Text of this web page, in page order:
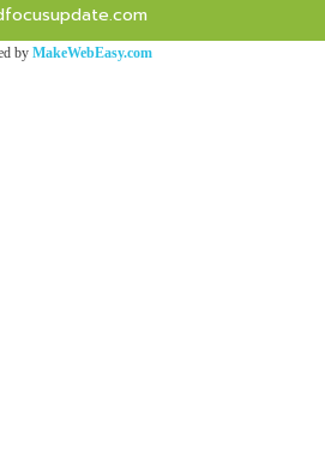
by MakeWebEasy.com